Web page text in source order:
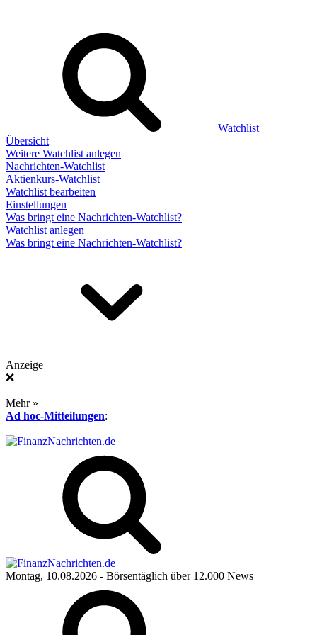
Watchlist
Übersicht
Weitere Watchlist anlegen
Nachrichten-Watchlist
Aktienkurs-Watchlist
Watchlist bearbeiten
Einstellungen
Was bringt eine Nachrichten-Watchlist?
Watchlist anlegen
Was bringt eine Nachrichten-Watchlist?
Anzeige
❌
Mehr »
Ad hoc-Mitteilungen:
Montag, 10.08.2026 - Börsentäglich über 12.000 News